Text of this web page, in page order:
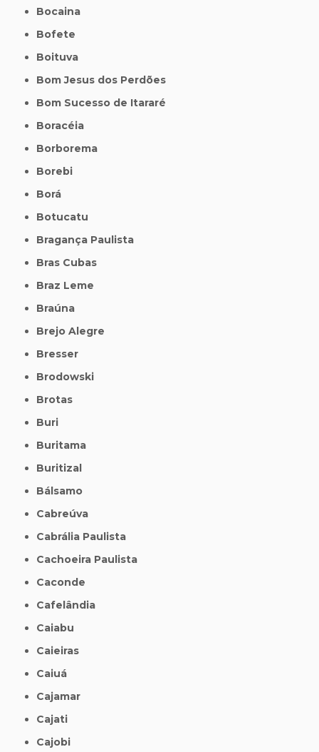
Bocaina
Bofete
Boituva
Bom Jesus dos Perdões
Bom Sucesso de Itararé
Boracéia
Borborema
Borebi
Borá
Botucatu
Bragança Paulista
Bras Cubas
Braz Leme
Braúna
Brejo Alegre
Bresser
Brodowski
Brotas
Buri
Buritama
Buritizal
Bálsamo
Cabreúva
Cabrália Paulista
Cachoeira Paulista
Caconde
Cafelândia
Caiabu
Caieiras
Caiuá
Cajamar
Cajati
Cajobi